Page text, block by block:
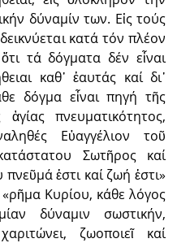
δύναμίν των. Εἰς τούς
κατά τόν πλέον
τά δόγματα δέν εἶναι
καθ᾽ ἑαυτάς καί δι᾽
δόγμα εἶναι πηγή τῆς
πνευματικότητος,
Εὐαγγέλιον τοῦ
Σωτῆρος καί
ἐστι καί ζωή ἐστι»
«ρῆμα Κυρίου, κάθε λόγος
δύναμιν σωστικήν,
ζωοποιεῖ καί